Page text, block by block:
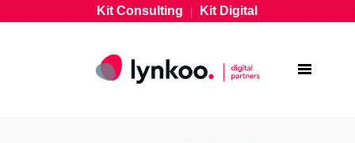
Kit Consulting|Kit Digital